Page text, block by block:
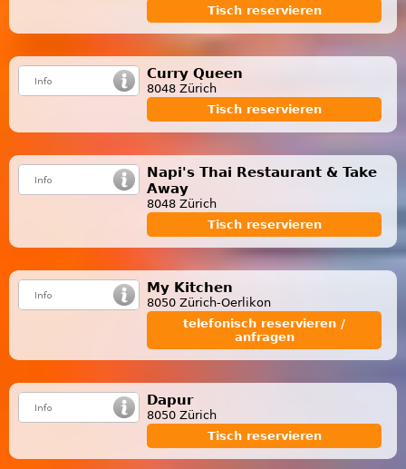
Tisch reservieren
Curry Queen
8048 Zürich
Tisch reservieren
Napi's Thai Restaurant & Take
Away
8048 Zürich
Tisch reservieren
My Kitchen
8050 Zürich-Oerlikon
telefonisch reservieren /
anfragen
Dapur
8050 Zürich
Tisch reservieren